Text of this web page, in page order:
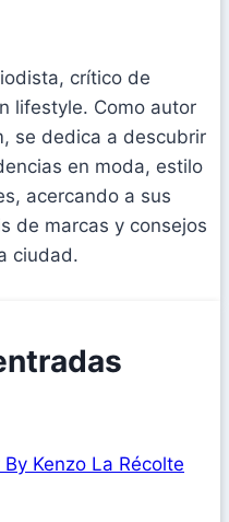
crítico de
lifestyle. Como autor
se dedica a descubrir
en moda, estilo
acercando a sus
de marcas y consejos
ciudad.
Kenzo La Récolte